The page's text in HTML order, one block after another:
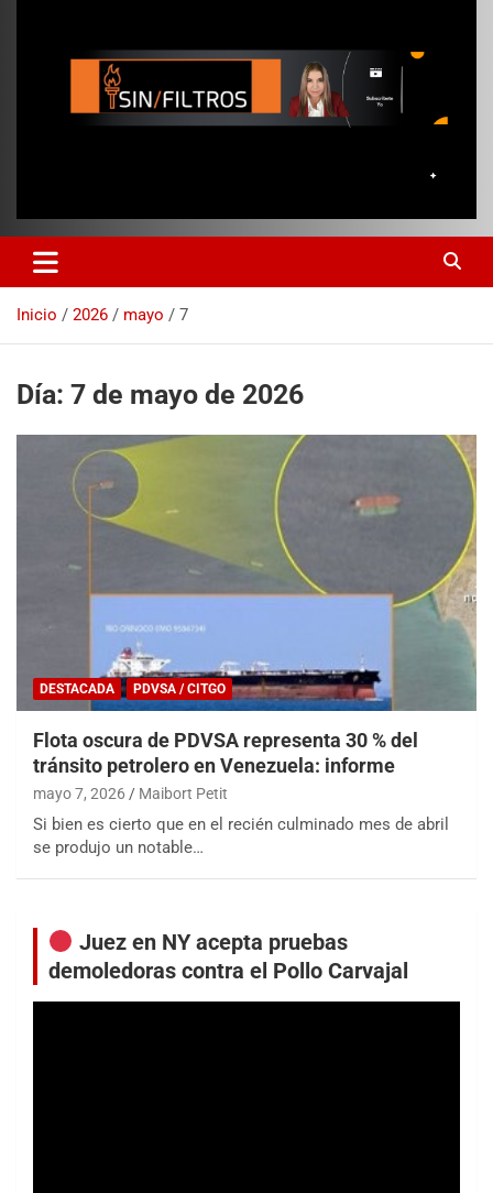
Inicio 2026 mayo 7
Día: 7 de mayo de 2026
DESTACADA PDVSA / CITGO
Flota oscura de PDVSA representa 30 % del
tránsito petrolero en Venezuela: informe
mayo 7, 2026 Maibort Petit
Si bien es cierto que en el recién culminado mes de abril
se produjo un notable…
Juez en NY acepta pruebas
demoledoras contra el Pollo Carvajal